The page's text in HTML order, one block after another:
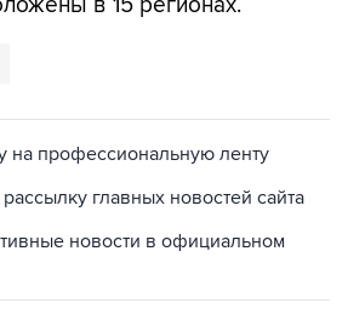
главных новостей сайта
новости в официальном